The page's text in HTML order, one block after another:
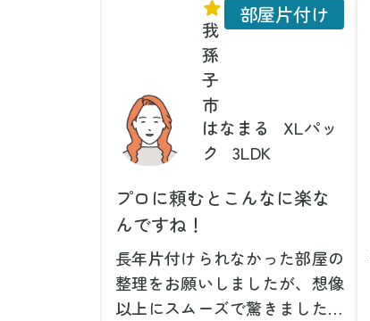
我
孫
子
市
はなまる
XLパッ
ク
3LDK
部屋片付け
プロに頼むとこんなに楽な
んですね！
長年片付けられなかった部屋の
整理をお願いしましたが、想像
以上にスムーズで驚きました。